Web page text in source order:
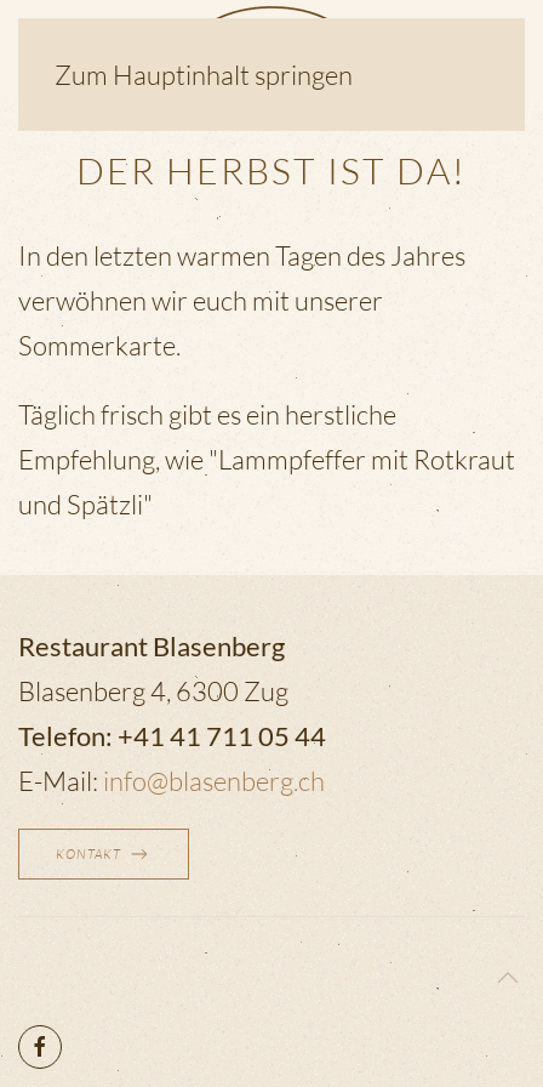
Zum Hauptinhalt springen
DER HERBST IST DA!
In den letzten warmen Tagen des Jahres
verwöhnen wir euch mit unserer
Sommerkarte.
Täglich frisch gibt es ein herstliche
Empfehlung, wie "Lammpfeffer mit Rotkraut
und Spätzli"
Restaurant Blasenberg
Blasenberg 4, 6300 Zug
Telefon: +41 41 711 05 44
E-Mail: info@blasenberg.ch
KONTAKT